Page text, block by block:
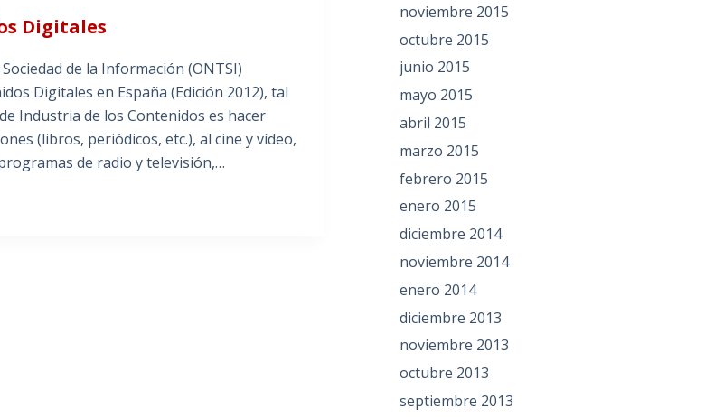
Digitales
de la Información (ONTSI)
Digitales en España (Edición 2012), tal
Industria de los Contenidos es hacer
(libros, periódicos, etc.), al cine y vídeo,
de radio y televisión,…
noviembre 2015
octubre 2015
junio 2015
mayo 2015
abril 2015
marzo 2015
febrero 2015
enero 2015
diciembre 2014
noviembre 2014
enero 2014
diciembre 2013
noviembre 2013
octubre 2013
septiembre 2013